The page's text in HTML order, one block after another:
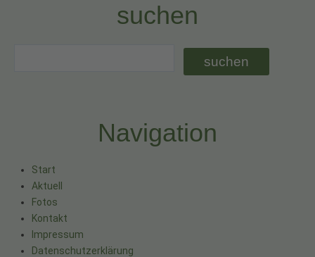
suchen
Navigation
Start
Aktuell
Fotos
Kontakt
Impressum
Datenschutzerklärung